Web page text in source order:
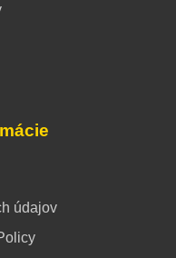
údajov